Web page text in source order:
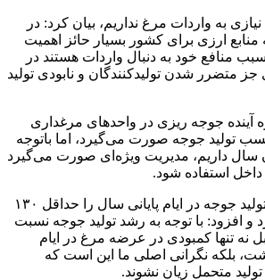
به واردات مرغ نداریم، بیان کرد: در
ارزی برای کشور بسیار حائز اهمیت
منافع خود به دنبال واردات هستند در
جز متضرر شدن تولیدکنندگان و نابودی تولید
آینده جوجه ریزی در واحد‌های مرغداری
تولید جوجه صورت می‌گیرد، اما باتوجه
سال داریم، مدیریت ویژه‌ای صورت می‌گیرد
داخل استفاده شود.
وی برنامه ریزی برای تولید جوجه در ایام پایانی سال را حداقل ۱۳۰
و افزود: با توجه به رشد تولید جوجه نسبت
نه تنها کمبودی در عرضه مرغ در ایام
بلکه نگرانی اصلی ما این است که
متحمل زیان نشوند.